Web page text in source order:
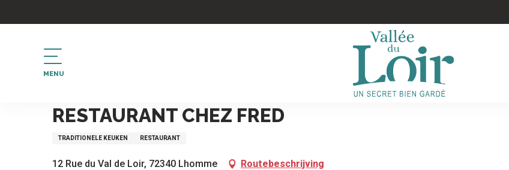
au
MENU
Home
RESTAURANT CHEZ FRED
TRADITIONELE KEUKEN RESTAURANT
12 Rue du Val de Loir, 72340 Lhomme Routebeschrijving